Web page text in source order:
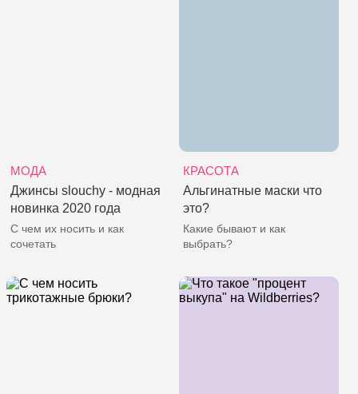
МОДА
Джинсы slouchy - модная
новинка 2020 года
С чем их носить и как
сочетать
КРАСОТА
Альгинатные маски что
это?
Какие бывают и как
выбрать?